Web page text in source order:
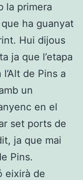
la primera
ha guanyat
Hui dijous
ja que l’etapa
de Pins a
un
en el
set ports de
ja que mai
Pins.
eixirà de